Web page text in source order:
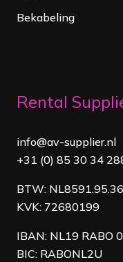
Bekabeling
Rental
info@av-supplier.nl
+31 (0) 85 30 34
BTW:
KVK: 72680199
IBAN: NL19 RABO
BIC: RABONL2U